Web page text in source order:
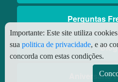
Perguntas
Blog
Aniversário
Importante: Este site utiliza
sua politica de privacidade, e ao
concorda com estas condições.